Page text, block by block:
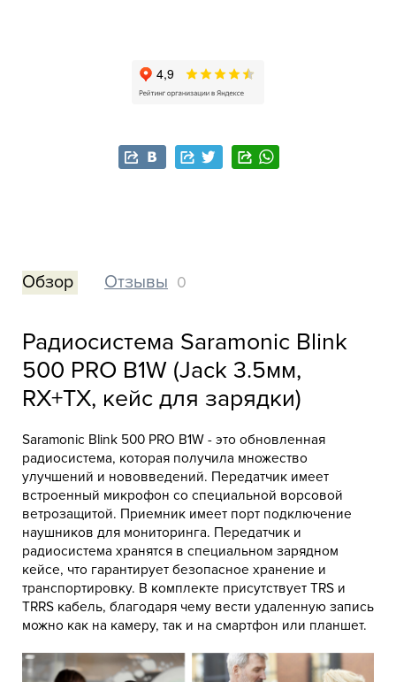
Обзор Отзывы 0
Радиосистема Saramonic Blink
500 PRO B1W (Jack 3.5мм,
RX+TX, кейс для зарядки)
Saramonic Blink 500 PRO B1W - это обновленная
радиосистема, которая получила множество
улучшений и нововведений. Передатчик имеет
встроенный микрофон со специальной ворсовой
ветрозащитой. Приемник имеет порт подключение
наушников для мониторинга. Передатчик и
радиосистема хранятся в специальном зарядном
кейсе, что гарантирует безопасное хранение и
транспортировку. В комплекте присутствует TRS и
TRRS кабель, благодаря чему вести удаленную запись
можно как на камеру, так и на смартфон или планшет.